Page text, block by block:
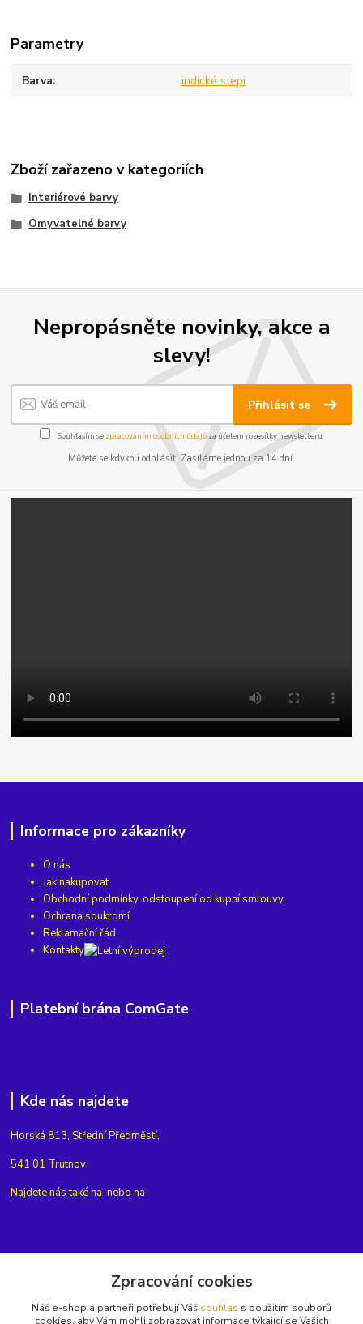
Parametry
Barva indické stepi
Zboží zařazeno v kategoriích
Interiérové barvy
Omyvatelné barvy
Nepropásněte novinky, akce a
slevy!
Přihlásit se
Souhlasím se zpracováním osobních údajůza účelem rozesílky newsletteru.
Můžete se kdykoli odhlásit. Zasíláme jednou za 14 dní.
Informace pro zákazníky
O nás
Jak nakupovat
Obchodní podmínky, odstoupení od kupní smlouvy
Ochrana soukromí
Reklamační řád
Kontakty
Platební brána ComGate
Kde nás najdete
Horská 813, Střední Předměstí,
541 01 Trutnov
Najdete nás také na nebo na
+420775654704
Zpracování cookies
Náš e-shop a partneři potřebují Váš souhlas s použitím souborů
cookies, aby Vám mohli zobrazovat informace týkající se Vašich